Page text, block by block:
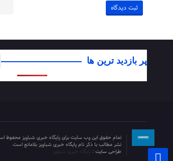
پر بازدید ترین ها
تمام حقوق این وب سایت برای پایگاه خبری شباویز محفوظ
نشر مطالب با ذکر نام پایگاه خبری شباویز بلامانع است.
طراحی سایت :